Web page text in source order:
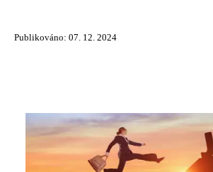
Publikováno: 07. 12. 2024